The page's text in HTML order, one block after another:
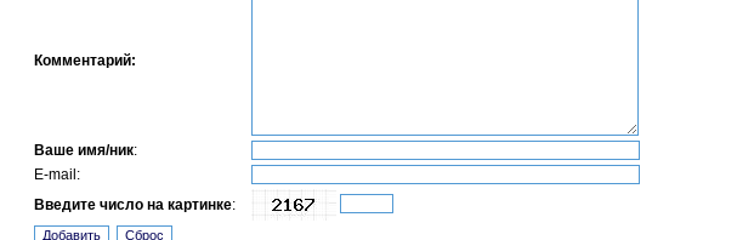
Комментарий:
Ваше имя/ник:
E-mail:
Введите число на картинке: